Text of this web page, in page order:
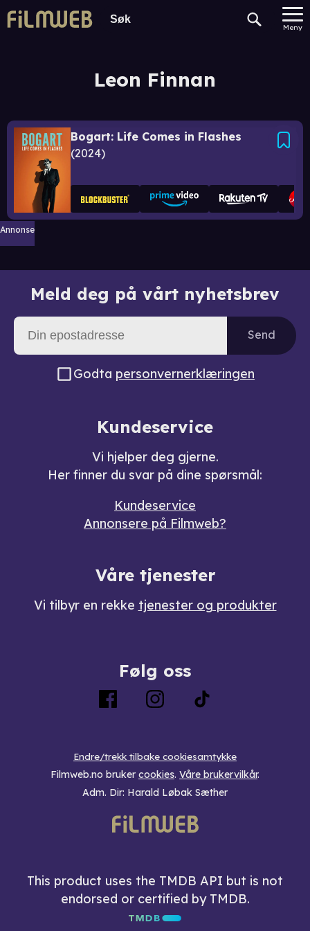
Meny
Leon Finnan
Bogart: Life Comes in Flashes
2024
Annonse
Meld deg på vårt nyhetsbrev
Send
Godta personvernerklæringen
Kundeservice
Vi hjelper deg gjerne.
Her finner du svar på dine spørsmål:
Kundeservice
Annonsere på Filmweb?
Våre tjenester
Vi tilbyr en rekke tjenester og produkter
Følg oss
Endre/trekk tilbake cookiesamtykke
Filmweb.no bruker cookies. Våre brukervilkår.
Adm. Dir: Harald Løbak Sæther
This product uses the TMDB API but is not
endorsed or certified by TMDB.